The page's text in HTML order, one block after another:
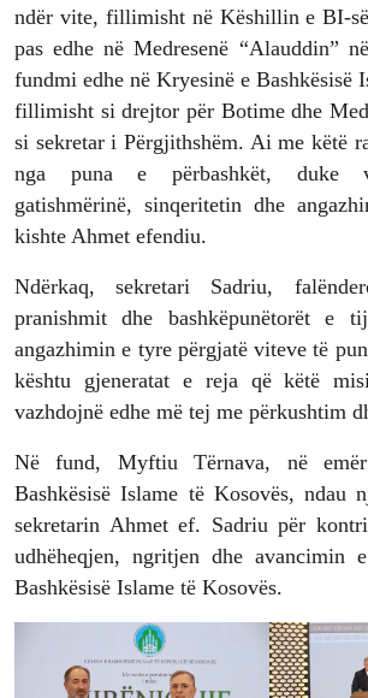
ndër vite, fillimisht në Këshillin e BI-
pas edhe në Medresenë “Alauddin”
fundmi edhe në Kryesinë e Bashkësisë
fillimisht si drejtor për Botime dhe
si sekretar i Përgjithshëm. Ai me këtë
nga puna e përbashkët, duke
gatishmërinë, sinqeritetin dhe
kishte Ahmet efendiu.
Ndërkaq, sekretari Sadriu,
pranishmit dhe bashkëpunëtorët e
angazhimin e tyre përgjatë viteve të
kështu gjeneratat e reja që këtë
vazhdojnë edhe më tej me përkushtim
Në fund, Myftiu Tërnava, në
Bashkësisë Islame të Kosovës, ndau
sekretarin Ahmet ef. Sadriu për
udhëheqjen, ngritjen dhe avancimin
Bashkësisë Islame të Kosovës.